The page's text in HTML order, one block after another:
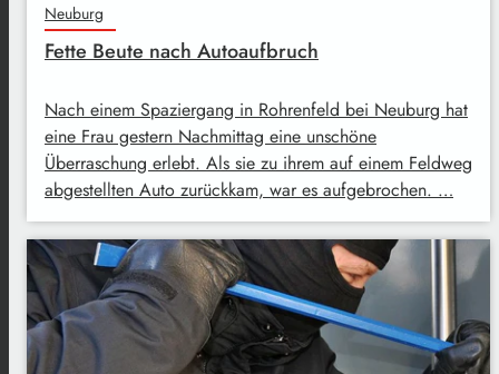
Neuburg
Fette Beute nach Autoaufbruch
Nach einem Spaziergang in Rohrenfeld bei Neuburg hat
eine Frau gestern Nachmittag eine unschöne
Überraschung erlebt. Als sie zu ihrem auf einem Feldweg
abgestellten Auto zurückkam, war es aufgebrochen. …